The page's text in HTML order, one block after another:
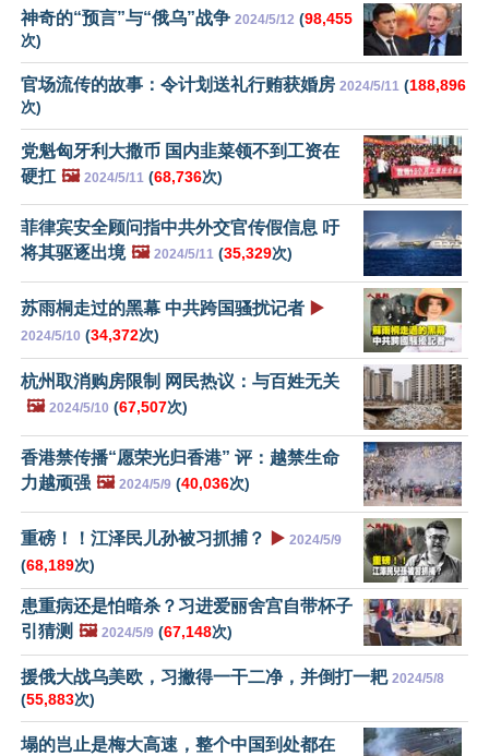
神奇的“预言”与“俄乌”战争 2024/5/12 (98,455
次)
官场流传的故事：令计划送礼行贿获婚房 2024/5/11 (188,896
次)
党魁匈牙利大撒币 国内韭菜领不到工资在
硬扛 🖼️ 2024/5/11 (68,736次)
菲律宾安全顾问指中共外交官传假信息 吁
将其驱逐出境 🖼️ 2024/5/11 (35,329次)
苏雨桐走过的黑幕 中共跨国骚扰记者 ▶️
2024/5/10 (34,372次)
杭州取消购房限制 网民热议：与百姓无关
🖼️ 2024/5/10 (67,507次)
香港禁传播“愿荣光归香港” 评：越禁生命
力越顽强 🖼️ 2024/5/9 (40,036次)
重磅！！江泽民儿孙被习抓捕？ ▶️ 2024/5/9
(68,189次)
患重病还是怕暗杀？习进爱丽舍宫自带杯子
引猜测 🖼️ 2024/5/9 (67,148次)
援俄大战乌美欧，习撇得一干二净，并倒打一耙 2024/5/8
(55,883次)
塌的岂止是梅大高速，整个中国到处都在